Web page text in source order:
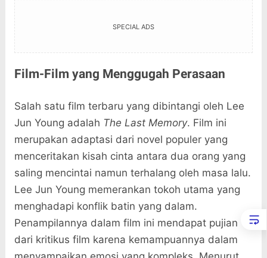
SPECIAL ADS
Film-Film yang Menggugah Perasaan
Salah satu film terbaru yang dibintangi oleh Lee
Jun Young adalah The Last Memory. Film ini
merupakan adaptasi dari novel populer yang
menceritakan kisah cinta antara dua orang yang
saling mencintai namun terhalang oleh masa lalu.
Lee Jun Young memerankan tokoh utama yang
menghadapi konflik batin yang dalam.
Penampilannya dalam film ini mendapat pujian
dari kritikus film karena kemampuannya dalam